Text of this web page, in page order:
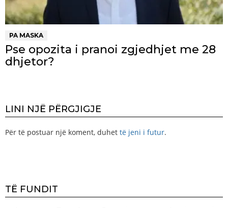
PA MASKA
Pse opozita i pranoi zgjedhjet me 28
dhjetor?
LINI NJË PËRGJIGJE
Për të postuar një koment, duhet të jeni i futur.
TË FUNDIT